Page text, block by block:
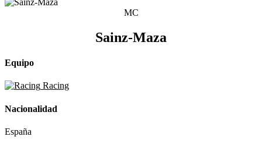
MC
Sainz-Maza
Equipo
Racing
Nacionalidad
España